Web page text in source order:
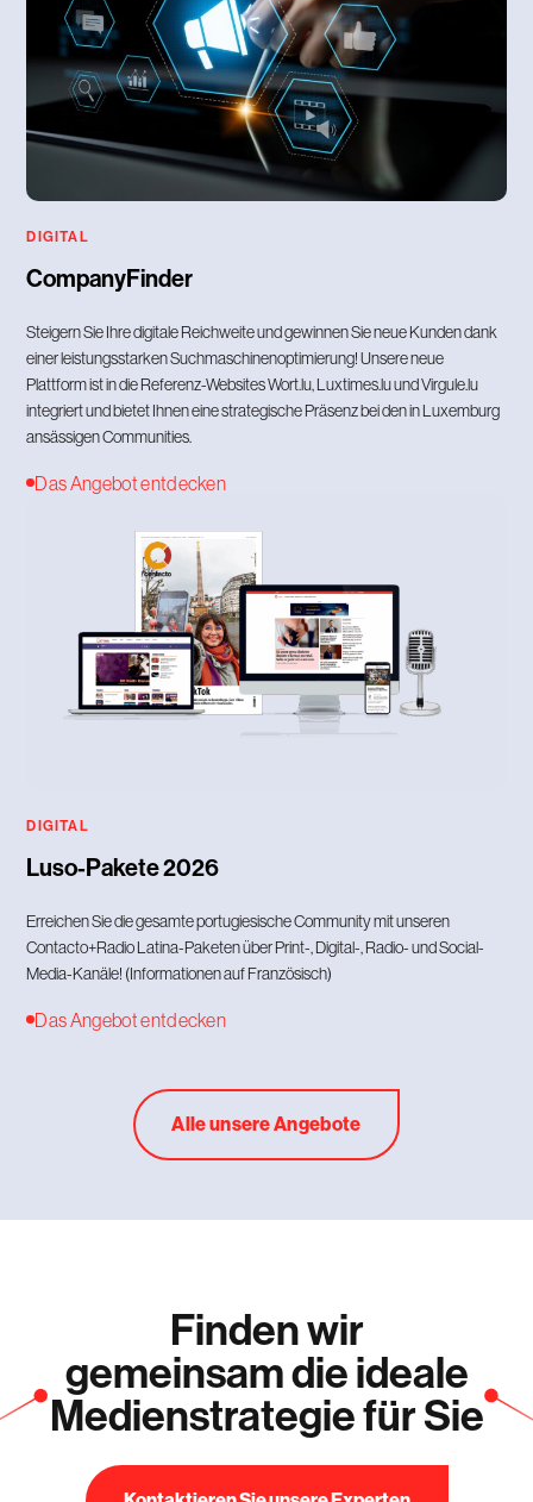
DIGITAL
CompanyFinder
Steigern Sie Ihre digitale Reichweite und gewinnen Sie neue Kunden dank
einer leistungsstarken Suchmaschinenoptimierung! Unsere neue
Plattform ist in die Referenz-Websites Wort.lu, Luxtimes.lu und Virgule.lu
integriert und bietet Ihnen eine strategische Präsenz bei den in Luxemburg
ansässigen Communities.
Das Angebot entdecken
DIGITAL
Luso-Pakete 2026
Erreichen Sie die gesamte portugiesische Community mit unseren
Contacto+Radio Latina-Paketen über Print-, Digital-, Radio- und Social-
Media-Kanäle! (Informationen auf Französisch)
Das Angebot entdecken
Alle unsere Angebote
Finden wir
gemeinsam die ideale
Medienstrategie für Sie